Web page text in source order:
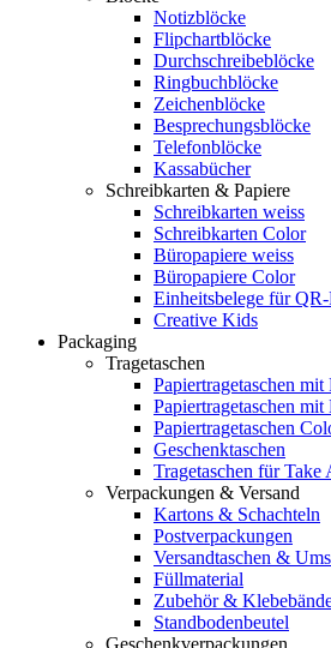
Notizblöcke
Flipchartblöcke
Durchschreibeblöcke
Ringbuchblöcke
Zeichenblöcke
Besprechungsblöcke
Telefonblöcke
Kassabücher
Schreibkarten & Papiere
Schreibkarten weiss
Schreibkarten Color
Büropapiere weiss
Büropapiere Color
Einheitsbelege für
Creative Kids
Packaging
Tragetaschen
Papiertragetaschen mit
Papiertragetaschen
Papiertragetaschen
Geschenktaschen
Tragetaschen für Take
Verpackungen & Versand
Kartons & Schachteln
Postverpackungen
Versandtaschen &
Füllmaterial
Zubehör &
Standbodenbeutel